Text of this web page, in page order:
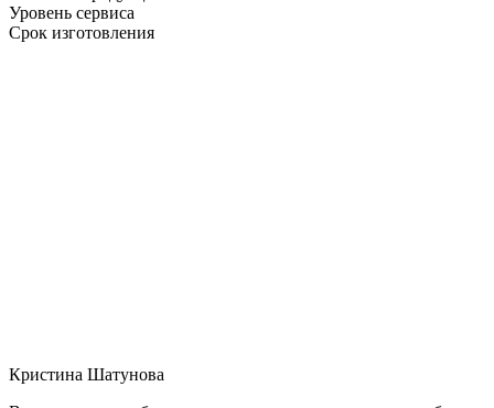
Уровень сервиса
Срок изготовления
Кристина Шатунова